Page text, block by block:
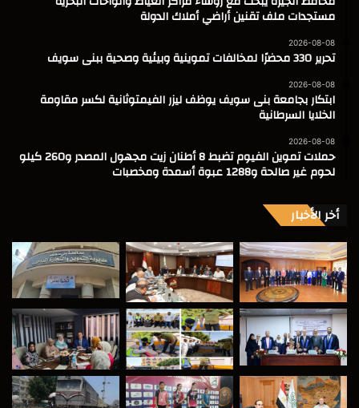
مستجدات ملف تقنين أراضي أملاك الدولة
2026-08-08
تحرير 330 محضرًا لمخالفات تموينية وبيئية وصحية ببنى سويف
2026-08-08
ابتكار بجامعة بنى سويف يوظف ليزر الفيمتوثانية لكسر مقاومة
الخلايا السرطانية
2026-08-08
حملات تموين الفيوم تضبط 8 أطنان زيت مجهول المصدر و260 كيلو
لحوم غير صالحة و1288 عبوة أسمدة ومخصبات
أخر الأخبار